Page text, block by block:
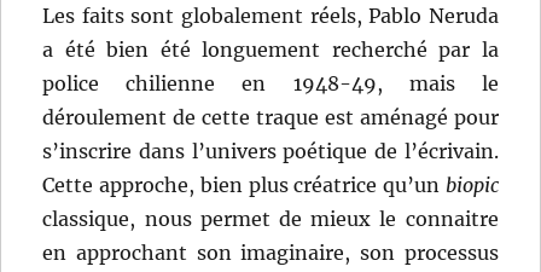
Les faits sont globalement réels, Pablo Neruda
a été bien été longuement recherché par la
police chilienne en 1948-49, mais le
déroulement de cette traque est aménagé pour
s’inscrire dans l’univers poétique de l’écrivain.
Cette approche, bien plus créatrice qu’un biopic
classique, nous permet de mieux le connaitre
en approchant son imaginaire, son processus